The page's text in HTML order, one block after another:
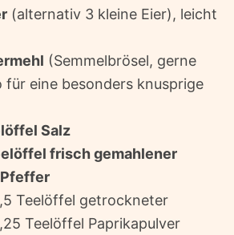
(alternativ 3 kleine Eier), leicht
(Semmelbrösel, gerne
für eine besonders knusprige
Salz
frisch gemahlener
Teelöffel getrockneter
Teelöffel Paprikapulver